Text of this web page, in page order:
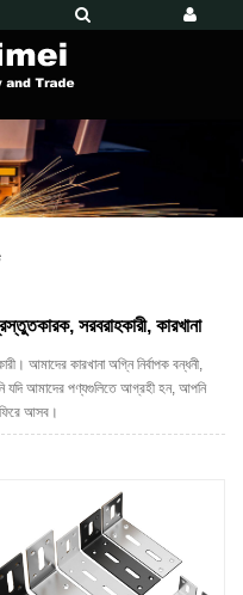
সরবরাহকারী, কারখানা
আমাদের কারখানা অগ্নি নির্বাপক বন্ধনী,
যদি আমাদের পণ্যগুলিতে আগ্রহী হন, আপনি
আসব।